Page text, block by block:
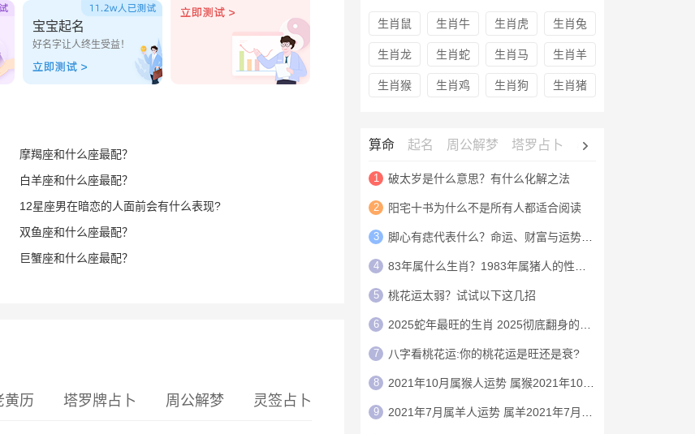
宝宝起名
好名字让人终生受益！
摩羯座和什么座最配？
白羊座和什么座最配？
12星座男在暗恋的人面前会有什么表现?
双鱼座和什么座最配？
巨蟹座和什么座最配？
黄历 塔罗牌占卜 周公解梦 灵签占卜
生肖鼠 生肖牛 生肖虎 生肖兔
生肖龙 生肖蛇 生肖马 生肖羊
生肖猴 生肖鸡 生肖狗 生肖猪
算命 起名 周公解梦 塔罗占卜 心理测试
1 破太岁是什么意思？有什么化解之法
2 阳宅十书为什么不是所有人都适合阅读
3 脚心有痣代表什么？命运、财富与运势详解
4 83年属什么生肖？1983年属猪人的性格与2026年运势详解
5 桃花运太弱？试试以下这几招
6 2025蛇年最旺的生肖 2025彻底翻身的生肖
7 八字看桃花运:你的桃花运是旺还是衰?
8 2021年10月属猴人运势 属猴2021年10月运程
9 2021年7月属羊人运势 属羊2021年7月运程